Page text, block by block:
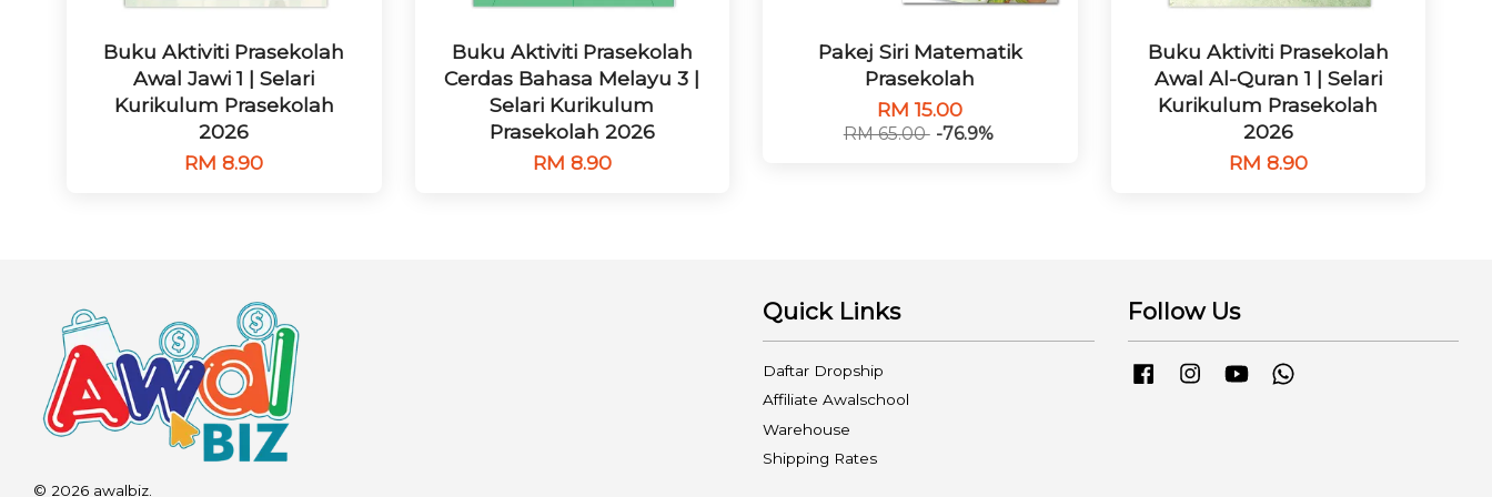
Buku Aktiviti Prasekolah
Awal Jawi 1 | Selari
Kurikulum Prasekolah
2026
RM 8.90
Buku Aktiviti Prasekolah
Cerdas Bahasa Melayu 3 |
Selari Kurikulum
Prasekolah 2026
RM 8.90
Pakej Siri Matematik
Prasekolah
RM 15.00
RM 65.00 -76.9%
Buku Aktiviti Prasekolah
Awal Al-Quran 1 | Selari
Kurikulum Prasekolah
2026
RM 8.90
© 2026 awalbiz.
Quick Links
Daftar Dropship
Affiliate Awalschool
Warehouse
Shipping Rates
Follow Us
FacebookInstagramYouTube